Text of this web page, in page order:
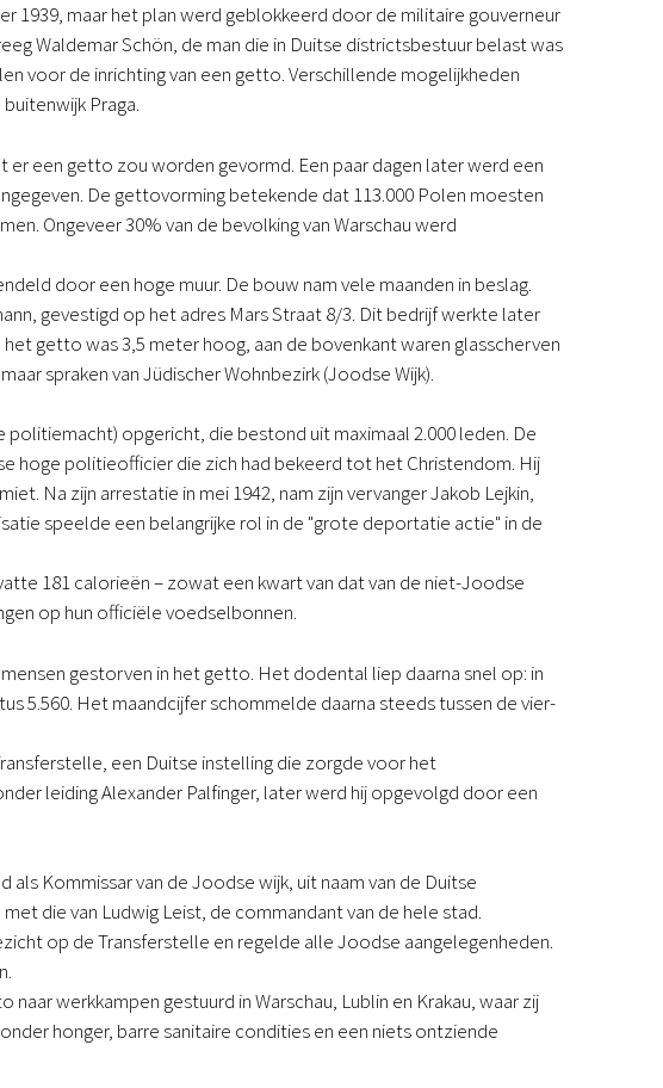
1939, maar het plan werd geblokkeerd door de militaire gouverneur
Waldemar Schön, de man die in Duitse districtsbestuur belast was
voor de inrichting van een getto. Verschillende mogelijkheden
Praga.
een getto zou worden gevormd. Een paar dagen later werd een
De gettovorming betekende dat 113.000 Polen moesten
Ongeveer 30% van de bevolking van Warschau werd
door een hoge muur. De bouw nam vele maanden in beslag.
gevestigd op het adres Mars Straat 8/3. Dit bedrijf werkte later
het getto was 3,5 meter hoog, aan de bovenkant waren glasscherven
spraken van Jüdischer Wohnbezirk (Joodse Wijk).
opgericht, die bestond uit maximaal 2.000 leden. De
hoge politieofficier die zich had bekeerd tot het Christendom. Hij
Na zijn arrestatie in mei 1942, nam zijn vervanger Jakob Lejkin,
speelde een belangrijke rol in de "grote deportatie actie" in de
181 calorieën – zowat een kwart van dat van de niet-Joodse
op hun officiële voedselbonnen.
mensen gestorven in het getto. Het dodental liep daarna snel op: in
5.560. Het maandcijfer schommelde daarna steeds tussen de vier-
een Duitse instelling die zorgde voor het
leiding Alexander Palfinger, later werd hij opgevolgd door een
Kommissar van de Joodse wijk, uit naam van de Duitse
die van Ludwig Leist, de commandant van de hele stad.
op de Transferstelle en regelde alle Joodse aangelegenheden.
werkkampen gestuurd in Warschau, Lublin en Krakau, waar zij
honger, barre sanitaire condities en een niets ontziende